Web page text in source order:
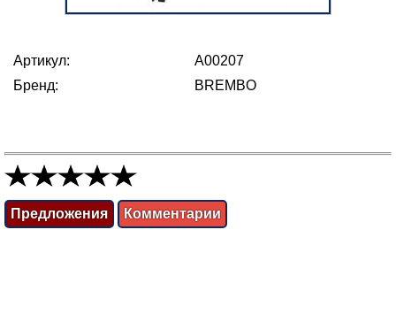
Артикул:
A00207
Бренд:
BREMBO
Предложения Комментарии